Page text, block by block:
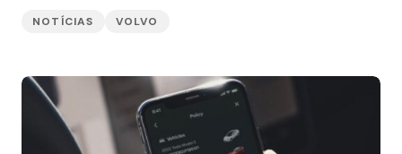
NOTÍCIAS VOLVO